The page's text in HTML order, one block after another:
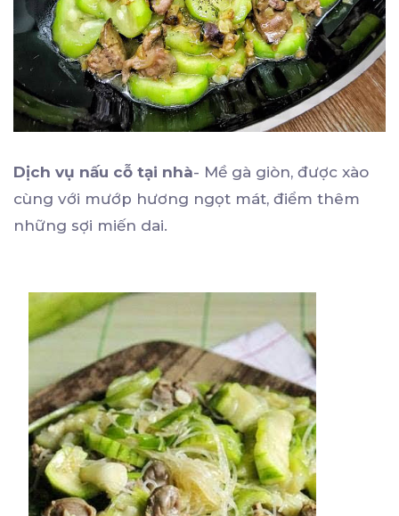
Dịch vụ nấu cỗ tại nhà- Mề gà giòn, được xào
cùng với mướp hương ngọt mát, điểm thêm
những sợi miến dai.